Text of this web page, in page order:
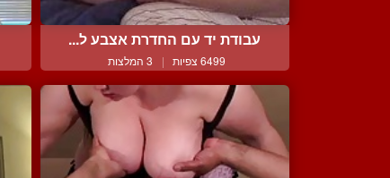
עבודת יד עם החדרת אצבע ל...
6499 צפיות | 3 המלצות